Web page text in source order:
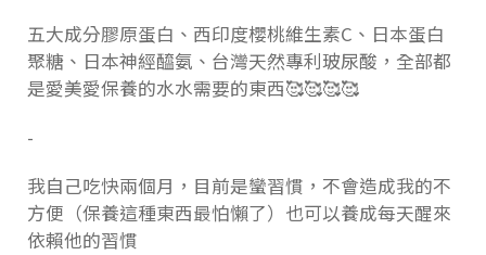
五大成分膠原蛋白、西印度櫻桃維生素C、日本蛋白
聚糖、日本神經醯氨、台灣天然專利玻尿酸，全部都
是愛美愛保養的水水需要的東西🥰🥰🥰🥰
-
我自己吃快兩個月，目前是蠻習慣，不會造成我的不
方便（保養這種東西最怕懶了）也可以養成每天醒來
依賴他的習慣